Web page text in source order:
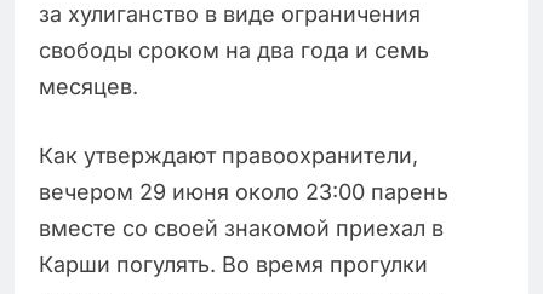
за хулиганство в виде ограничения
свободы сроком на два года и семь
месяцев.
Как утверждают правоохранители,
вечером 29 июня около 23:00 парень
вместе со своей знакомой приехал в
Карши погулять. Во время прогулки